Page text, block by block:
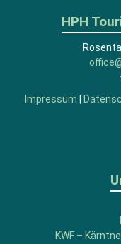
HPH
Impressum
KWF –